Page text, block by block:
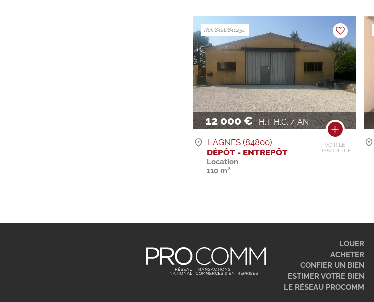
12 000 € H.T. H.C. / AN
VOIR LE
DESCRIPTIF
Ref. 842D841250
LAGNES (84800)
DÉPÔT - ENTREPÔT
Location
110 m²
LOUER
ACHETER
CONFIER UN BIEN
ESTIMER VOTRE BIEN
LE RÉSEAU PROCOMM